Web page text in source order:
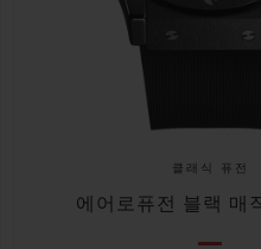
클래식 퓨전
에어로퓨전 블랙 매